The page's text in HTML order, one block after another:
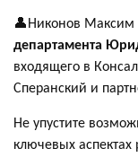
👤Никонов
департамента
входящего в
Сперанский и
Не упустите
ключевых аспектах